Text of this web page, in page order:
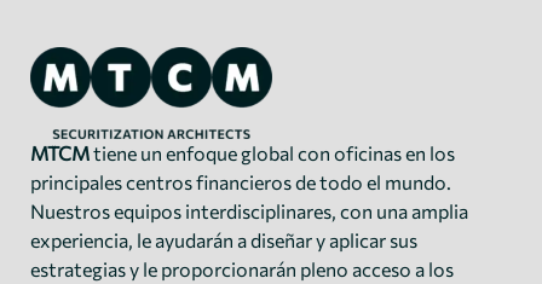
MTCMtiene un enfoque global con oficinas en los
principales centros financieros de todo el mundo.
Nuestros equipos interdisciplinares, con una amplia
experiencia, le ayudarán a diseñar y aplicar sus
estrategias y le proporcionarán pleno acceso a los